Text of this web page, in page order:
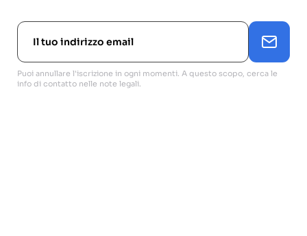
Puoi annullare l'iscrizione in ogni momenti. A questo scopo, cerca le
info di contatto nelle note legali.